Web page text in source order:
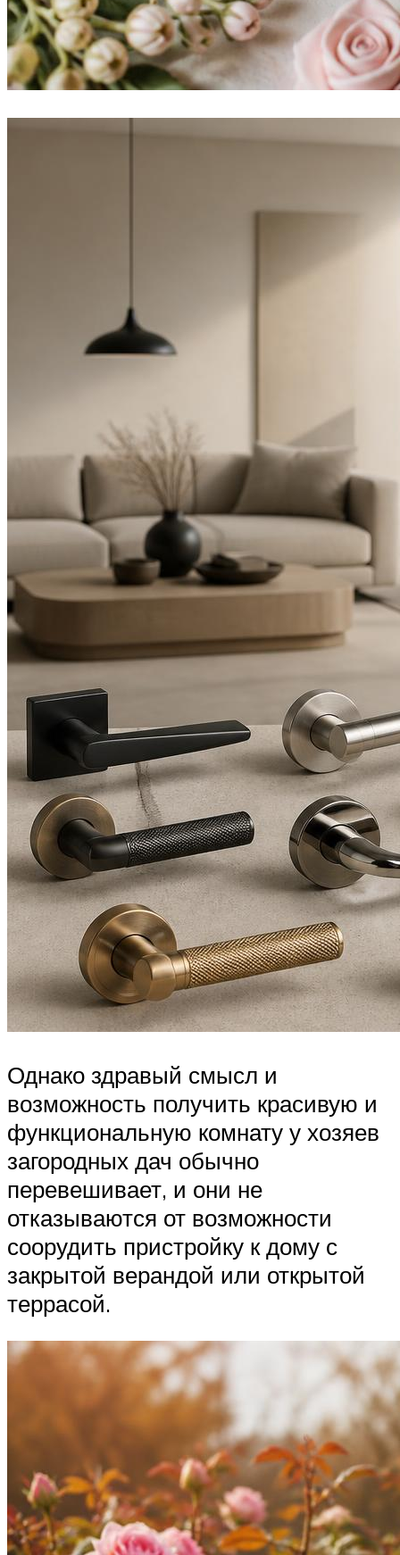
Однако здравый смысл и
возможность получить красивую и
функциональную комнату у хозяев
загородных дач обычно
перевешивает, и они не
отказываются от возможности
соорудить пристройку к дому с
закрытой верандой или открытой
террасой.